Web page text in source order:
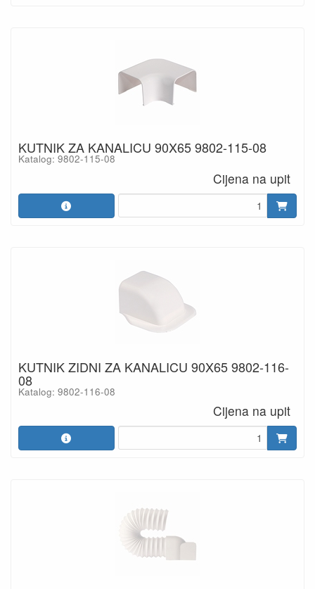
KUTNIK ZA KANALICU 90X65 9802-115-08
Katalog: 9802-115-08
Cijena na upit
KUTNIK ZIDNI ZA KANALICU 90X65 9802-116-
08
Katalog: 9802-116-08
Cijena na upit